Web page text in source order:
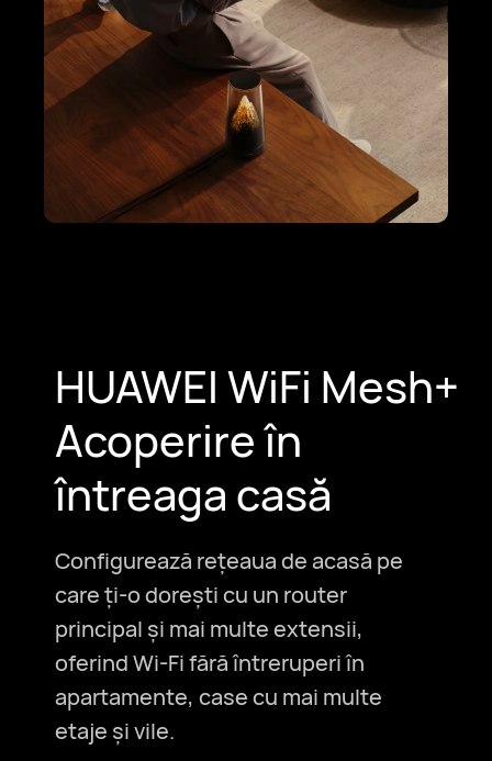
HUAWEI WiFi Mesh+
Acoperire în
întreaga casă
Configurează rețeaua de acasă pe
care ți-o dorești cu un router
principal și mai multe extensii,
oferind Wi-Fi fără întreruperi în
apartamente, case cu mai multe
etaje și vile.